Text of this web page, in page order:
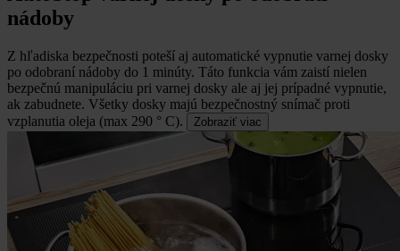
nádoby
Z hľadiska bezpečnosti poteší aj automatické vypnutie varnej dosky
po odobraní nádoby do 1 minúty. Táto funkcia vám zaistí nielen
bezpečnú manipuláciu pri varnej dosky ale aj jej prípadné vypnutie,
ak zabudnete. Všetky dosky majú bezpečnostný snímač proti
vzplanutia oleja (max 290 ° C).
Zobraziť viac